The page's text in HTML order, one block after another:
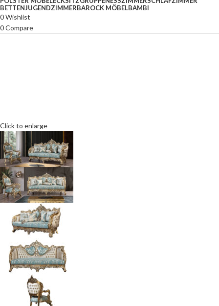
BETTENJUGENDZIMMERBAROCK MÖBELBAMBI
0Wishlist
0Compare
Click to enlarge